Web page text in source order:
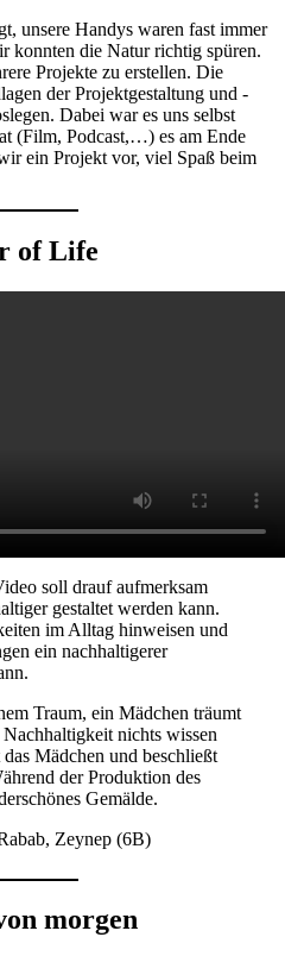
unsere Handys waren fast immer
konnten die Natur richtig spüren.
Projekte zu erstellen. Die
der Projektgestaltung und -
Dabei war es uns selbst
(Film, Podcast,…) es am Ende
ein Projekt vor, viel Spaß beim
of Life
soll drauf aufmerksam
gestaltet werden kann.
im Alltag hinweisen und
ein nachhaltigerer
Traum, ein Mädchen träumt
nichts wissen
Mädchen und beschließt
der Produktion des
Gemälde.
Zeynep (6B)
morgen